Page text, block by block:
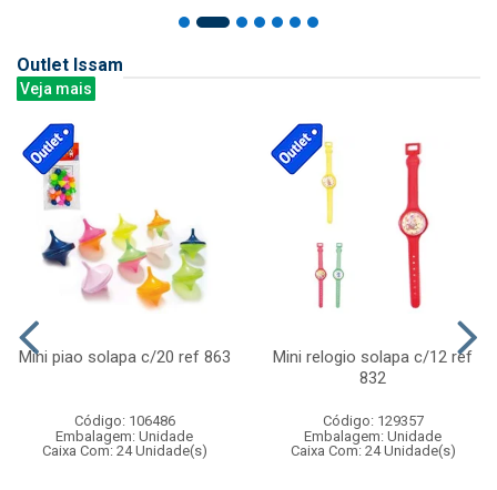
Outlet Issam
Veja mais
Mini piao solapa c/20 ref 863
Código: 106486
Embalagem: Unidade
Caixa Com: 24 Unidade(s)
Mini relogio solapa c/12 ref
832
Código: 129357
Embalagem: Unidade
Caixa Com: 24 Unidade(s)